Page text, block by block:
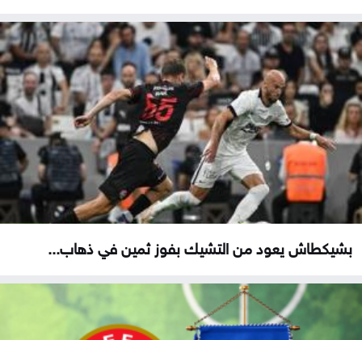
بشيكطاش يعود من التشيك بفوز ثمين في ذهاب...